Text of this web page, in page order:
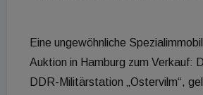
Eine ungewöhnliche
Auktion in Hamburg zum Verkauf:
DDR-Militärstation „Ostervilm“,